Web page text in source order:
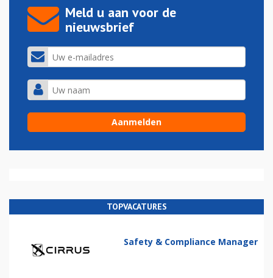
Meld u aan voor de
nieuwsbrief
TOPVACATURES
Safety & Compliance Manager